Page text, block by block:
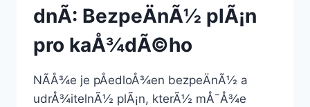
dnÃ­: BezpeÄnÃ½ plÃ¡n
pro kaÅ¾dÃ©ho
NÃ­Å¾e je pÅedloÅ¾en bezpeÄnÃ½ a
udrÅ¾itelnÃ½ plÃ¡n, kterÃ½ mÅ¯Å¾e